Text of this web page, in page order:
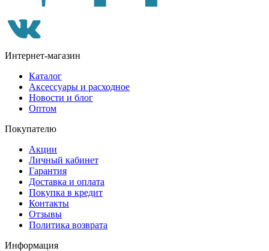
Интернет-магазин
Каталог
Аксессуары и расходное
Новости и блог
Оптом
Покупателю
Акции
Личный кабинет
Гарантия
Доставка и оплата
Покупка в кредит
Контакты
Отзывы
Политика возврата
Информация